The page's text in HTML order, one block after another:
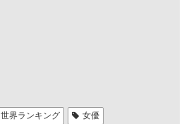
世界ランキング 女優